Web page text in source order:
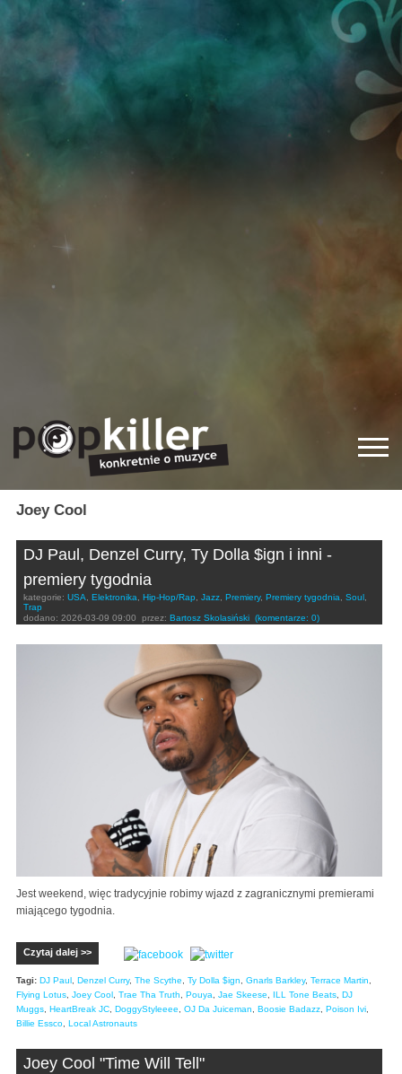
Joey Cool
DJ Paul, Denzel Curry, Ty Dolla $ign i inni -
premiery tygodnia
kategorie: USA, Elektronika, Hip-Hop/Rap, Jazz, Premiery, Premiery tygodnia, Soul ,
Trap
dodano: 2026-03-09 09:00 przez: Bartosz Skolasiński (komentarze: 0)
Jest weekend, więc tradycyjnie robimy wjazd z zagranicznymi premierami
miającego tygodnia.
Czytaj dalej >>
Tagi: DJ Paul , Denzel Curry, The Scythe, Ty Dolla $ign, Gnarls Barkley, Terrace Martin,
Flying Lotus, Joey Cool , Trae Tha Truth, Pouya, Jae Skeese, ILL Tone Beats, DJ
Muggs, HeartBreak JC, DoggyStyleeee, OJ Da Juiceman, Boosie Badazz, Poison Ivi,
Billie Essco, Local Astronauts
Joey Cool "Time Will Tell"